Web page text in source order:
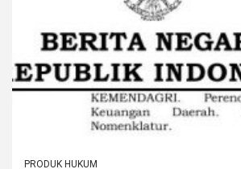
PRODUK HUKUM